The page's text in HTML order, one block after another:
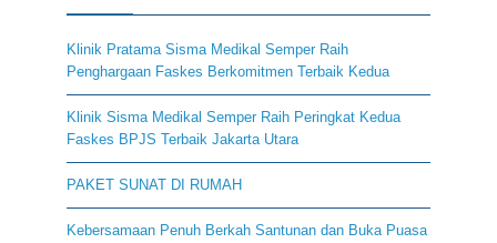
Klinik Pratama Sisma Medikal Semper Raih
Penghargaan Faskes Berkomitmen Terbaik Kedua
Klinik Sisma Medikal Semper Raih Peringkat Kedua
Faskes BPJS Terbaik Jakarta Utara
PAKET SUNAT DI RUMAH
Kebersamaan Penuh Berkah Santunan dan Buka Puasa